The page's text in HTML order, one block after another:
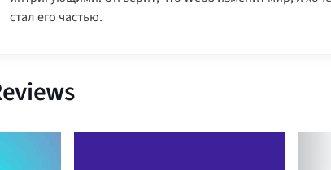
стал его частью.